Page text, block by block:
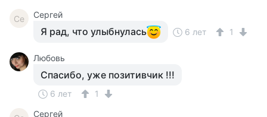
Се Сергей
Я рад, что улыбнулась 6 лет 1
Любовь
Спасибо, уже позитивчик !!!
6 лет 1
Сергей